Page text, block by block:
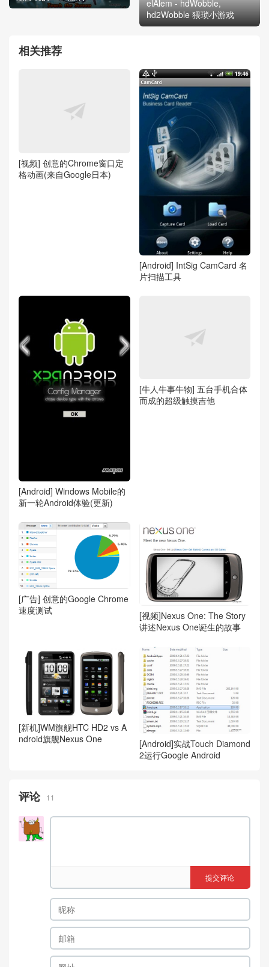
elAlem - hdWobble,
hd2Wobble 猥琐小游戏
相关推荐
[视频] 创意的Chrome窗口定
格动画(来自Google日本)
[Android] IntSig CamCard 名
片扫描工具
[Android] Windows Mobile的
新一轮Android体验(更新)
[牛人牛事牛物] 五台手机合体
而成的超级触摸吉他
[广告] 创意的Google Chrome
速度测试
[视频]Nexus One: The Story
讲述Nexus One诞生的故事
[新机]WM旗舰HTC HD2 vs A
ndroid旗舰Nexus One
[Android]实战Touch Diamond
2运行Google Android
评论 11
提交评论